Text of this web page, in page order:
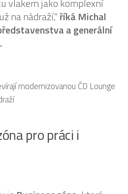
na nádraží,“říká Michal
a generální
pro práci i